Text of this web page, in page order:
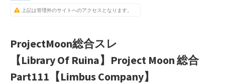
上記は管理外のサイトへのアクセスとなります。
ProjectMoon総合スレ
【Library Of Ruina】Project Moon 総合
Part111【Limbus Company】